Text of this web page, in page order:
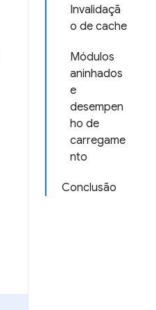
Invalidaçã
o de cache
Módulos
aninhados
e
desempen
ho de
carregame
nto
Conclusão